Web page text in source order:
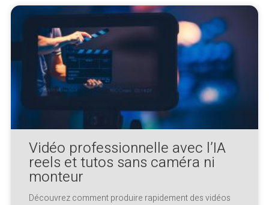
Vidéo professionnelle avec l’IA
reels et tutos sans caméra ni
monteur
Découvrez comment produire rapidement des vidéos